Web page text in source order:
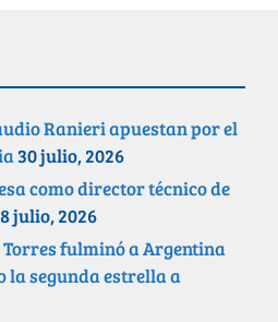
Ranieri apuestan por el
30 julio, 2026
como director técnico de
julio, 2026
fulminó a Argentina
la segunda estrella a